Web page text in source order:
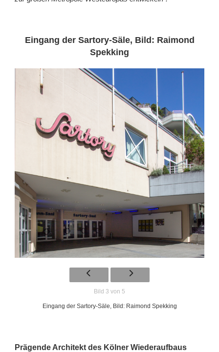
Eingang der Sartory-Säle, Bild: Raimond
Spekking
Bild 3 von 5
Eingang der Sartory-Säle, Bild: Raimond Spekking
Prägende Architekt des Kölner Wiederaufbaus